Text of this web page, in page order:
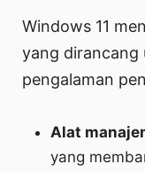
Windows 11
yang dirancang
pengalaman
Alat
yang